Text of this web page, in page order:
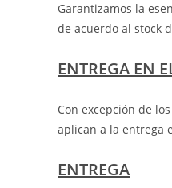
Garantizamos la
de acuerdo al stock
ENTREGA EN
Con excepción de
aplican a la entrega
ENTREGA